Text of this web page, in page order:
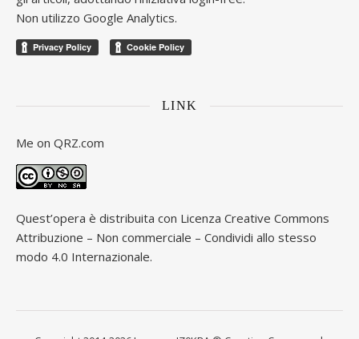
Non utilizzo Google Analytics.
LINK
Me on QRZ.com
Quest’opera è distribuita con Licenza Creative Commons
Attribuzione – Non commerciale – Condividi allo stesso
modo 4.0 Internazionale.